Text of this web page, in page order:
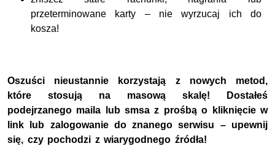
przeterminowane karty – nie wyrzucaj ich do
kosza!
Oszuści nieustannie korzystają z nowych metod,
które stosują na masową skalę! Dostałeś
podejrzanego maila lub smsa z prośbą o kliknięcie w
link lub zalogowanie do znanego serwisu – upewnij
się, czy pochodzi z wiarygodnego źródła!